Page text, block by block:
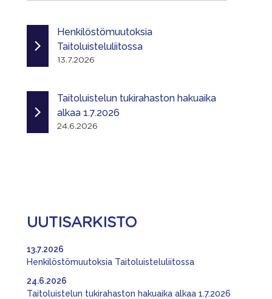
Henkilöstömuutoksia
Taitoluisteluliitossa
13.7.2026
Taitoluistelun tukirahaston hakuaika
alkaa 1.7.2026
24.6.2026
UUTISARKISTO
Henkilöstömuutoksia Taitoluisteluliitossa
13.7.2026
Taitoluistelun tukirahaston hakuaika alkaa 1.7.2026
24.6.2026